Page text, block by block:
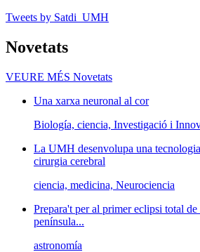
Tweets by Satdi_UMH
Novetats
VEURE MÉS Novetats
Una xarxa neuronal al cor
Biología, ciencia, Investigació i
La UMH desenvolupa una
cirurgia cerebral
ciencia, medicina, Neurociencia
Prepara't per al primer eclipsi total
península...
astronomía